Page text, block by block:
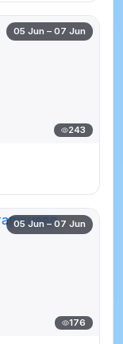
05 Jun – 07 Jun
243
05 Jun – 07 Jun
176